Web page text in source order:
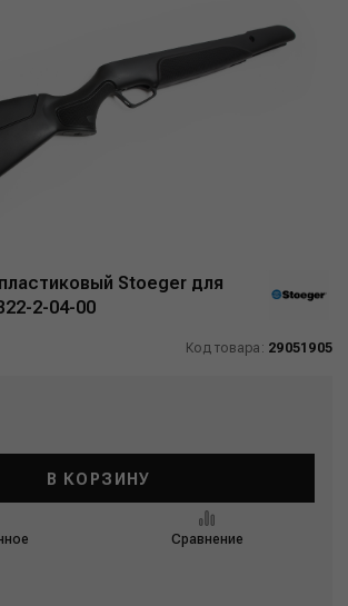
Stoeger для
2-04-00
Код товара: 29051905
В КОРЗИНУ
Сравнение